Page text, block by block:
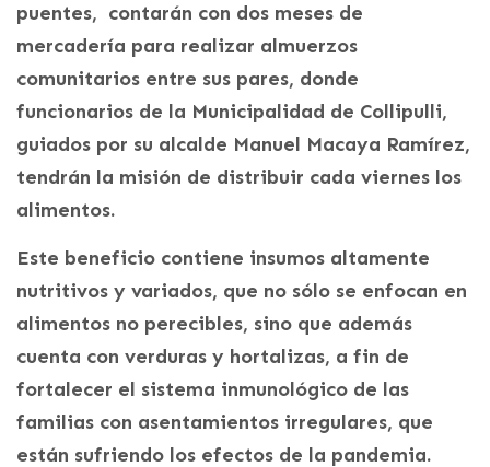
puentes, contarán con dos meses de
mercadería para realizar almuerzos
comunitarios entre sus pares, donde
funcionarios de la Municipalidad de Collipulli,
guiados por su alcalde Manuel Macaya Ramírez,
tendrán la misión de distribuir cada viernes los
alimentos.
Este beneficio contiene insumos altamente
nutritivos y variados, que no sólo se enfocan en
alimentos no perecibles, sino que además
cuenta con verduras y hortalizas, a fin de
fortalecer el sistema inmunológico de las
familias con asentamientos irregulares, que
están sufriendo los efectos de la pandemia.